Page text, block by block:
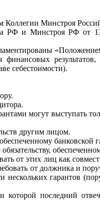
Коллегии Минстроя
РФ и Минстроя РФ от
себестоимости).
могут выступать
другим лицом.
банковской
от этих лиц как
от должника и
гарантов
которой последний